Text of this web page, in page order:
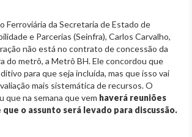
Ferroviária da Secretaria de Estado de
e Parcerias (Seinfra), Carlos Carvalho,
não está no contrato de concessão da
do metrô, a Metrô BH. Ele concordou que
para que seja incluída, mas que isso vai
mais sistemática de recursos. O
que na semana que vem haverá reuniões
que o assunto será levado para discussão.